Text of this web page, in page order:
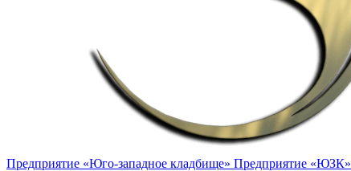
Предприятие «Юго-западное кладбище» Предприятие «ЮЗК»